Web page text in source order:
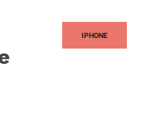
IPHONE